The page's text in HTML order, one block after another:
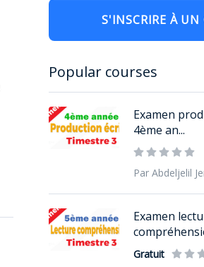
S'INSCRIRE À UN
Popular courses
Examen
4ème an...
Par Abdeljelil
Examen
Gratuit